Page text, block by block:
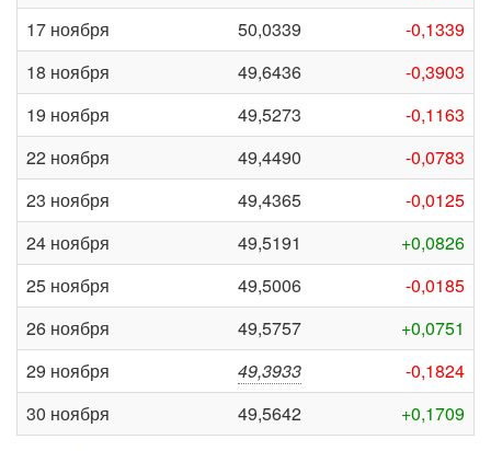
17 ноября
50,0339
-0,1339
18 ноября
49,6436
-0,3903
19 ноября
49,5273
-0,1163
22 ноября
49,4490
-0,0783
23 ноября
49,4365
-0,0125
24 ноября
49,5191
+0,0826
25 ноября
49,5006
-0,0185
26 ноября
49,5757
+0,0751
29 ноября
49,3933
-0,1824
30 ноября
49,5642 +0,1709